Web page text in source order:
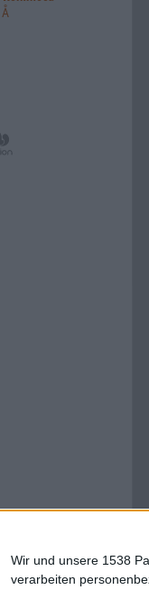
Wir und unsere 1538
verarbeiten
Å